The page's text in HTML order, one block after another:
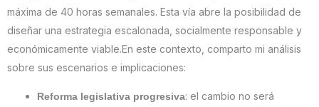
máxima de 40 horas semanales. Esta vía abre la posibilidad de
diseñar una estrategia escalonada, socialmente responsable y
económicamente viable.En este contexto, comparto mi análisis
sobre sus escenarios e implicaciones:
Reforma legislativa progresiva: el cambio no será